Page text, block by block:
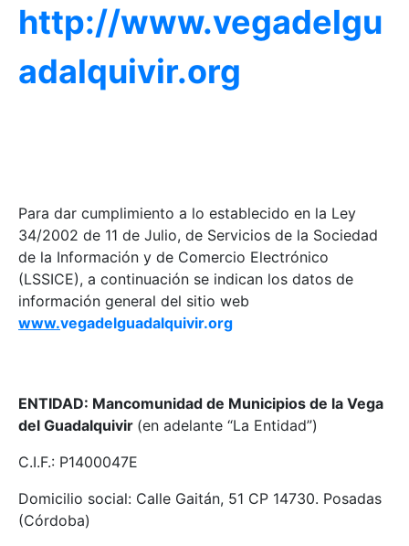
http://www.vegadelgu
adalquivir.org
Para dar cumplimiento a lo establecido en la Ley
34/2002 de 11 de Julio, de Servicios de la Sociedad
de la Información y de Comercio Electrónico
(LSSICE), a continuación se indican los datos de
información general del sitio web
www.vegadelguadalquivir.org
ENTIDAD: Mancomunidad de Municipios de la Vega
del Guadalquivir (en adelante “La Entidad”)
C.I.F.: P1400047E
Domicilio social: Calle Gaitán, 51 CP 14730. Posadas
(Córdoba)